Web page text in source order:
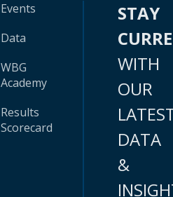
Events
Data
WBG
Academy
Results
Scorecard
STAY
WITH
OUR
DATA
&